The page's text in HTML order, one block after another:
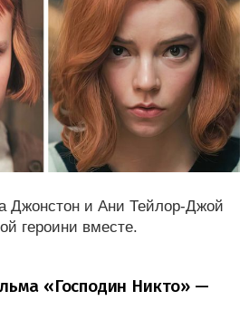
Джонстон и Ани Тейлор-Джой
героини вместе.
«Господин Никто» —